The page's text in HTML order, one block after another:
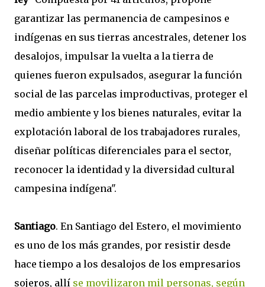
garantizar las permanencia de campesinos e
indígenas en sus tierras ancestrales, detener los
desalojos, impulsar la vuelta a la tierra de
quienes fueron expulsados, asegurar la función
social de las parcelas improductivas, proteger el
medio ambiente y los bienes naturales, evitar la
explotación laboral de los trabajadores rurales,
diseñar políticas diferenciales para el sector,
reconocer la identidad y la diversidad cultural
campesina indígena".
Santiago. En Santiago del Estero, el movimiento
es uno de los más grandes, por resistir desde
hace tiempo a los desalojos de los empresarios
sojeros, allí se movilizaron mil personas, según